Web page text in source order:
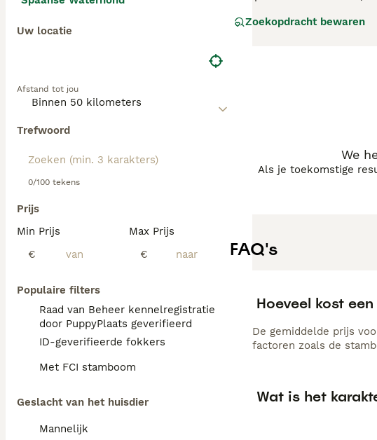
Uw locatie
Afstand tot jou
Trefwoord
0/100 tekens
Prijs
Min Prijs
€
Max Prijs
€
Populaire filters
Raad van Beheer kennelregistratie
door PuppyPlaats geverifieerd
ID-geverifieerde fokkers
Met FCI stamboom
Geslacht van het huisdier
Mannelijk
één van de redenen dat ze
Zoekopdracht bewaren
We
Als je toekomstige
FAQ's
Hoeveel kost
De gemiddelde prijs
factoren zoals de
Wat is het